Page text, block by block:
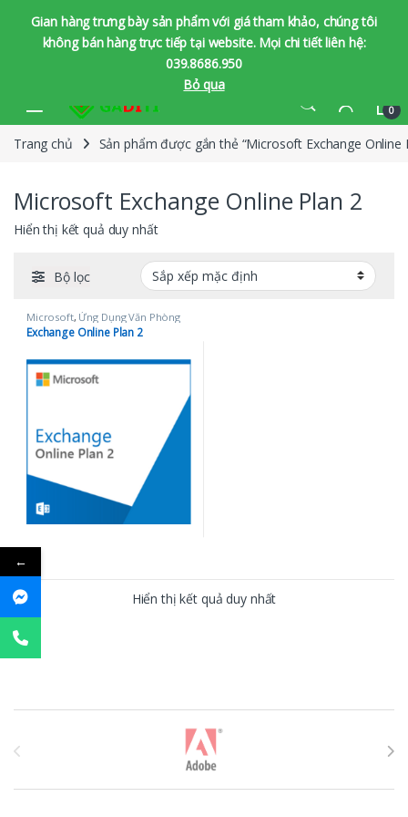
Gian hàng trưng bày sản phẩm với giá tham khảo, chúng tôi
không bán hàng trực tiếp tại website. Mọi chi tiết liên hệ:
039.8686.950
Bỏ qua
0
Trang chủ Sản phẩm được gắn thẻ “Microsoft Exchange Online
Microsoft Exchange Online Plan 2
Hiển thị kết quả duy nhất
Bộ lọc
Microsoft, Ứng Dụng Văn Phòng
Exchange Online Plan 2
Hiển thị kết quả duy nhất
ư
←